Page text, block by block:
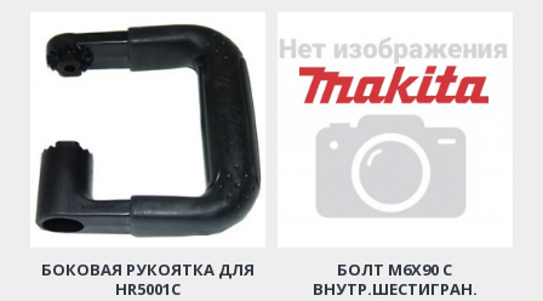
БОКОВАЯ РУКОЯТКА ДЛЯ
HR5001C
БОЛТ M6Х90 С
ВНУТР.ШЕСТИГРАН.